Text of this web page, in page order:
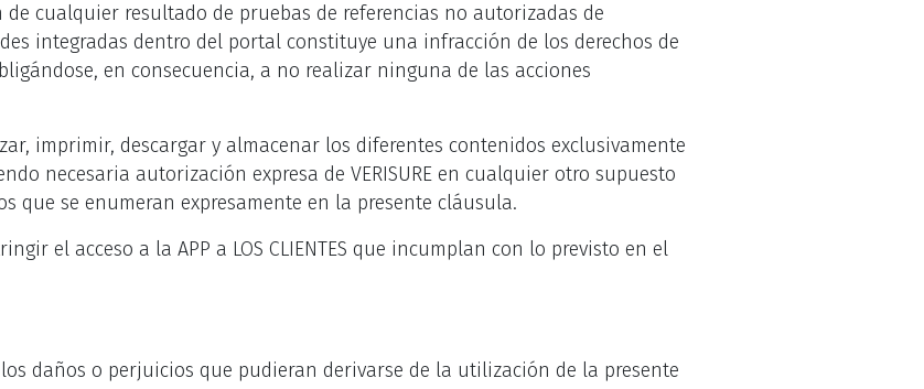
cualquier resultado de pruebas de referencias no autorizadas de
integradas dentro del portal constituye una infracción de los derechos de
en consecuencia, a no realizar ninguna de las acciones
imprimir, descargar y almacenar los diferentes contenidos exclusivamente
necesaria autorización expresa de VERISURE en cualquier otro supuesto
que se enumeran expresamente en la presente cláusula.
el acceso a la APP a LOS CLIENTES que incumplan con lo previsto en el
los daños o perjuicios que pudieran derivarse de la utilización de la presente